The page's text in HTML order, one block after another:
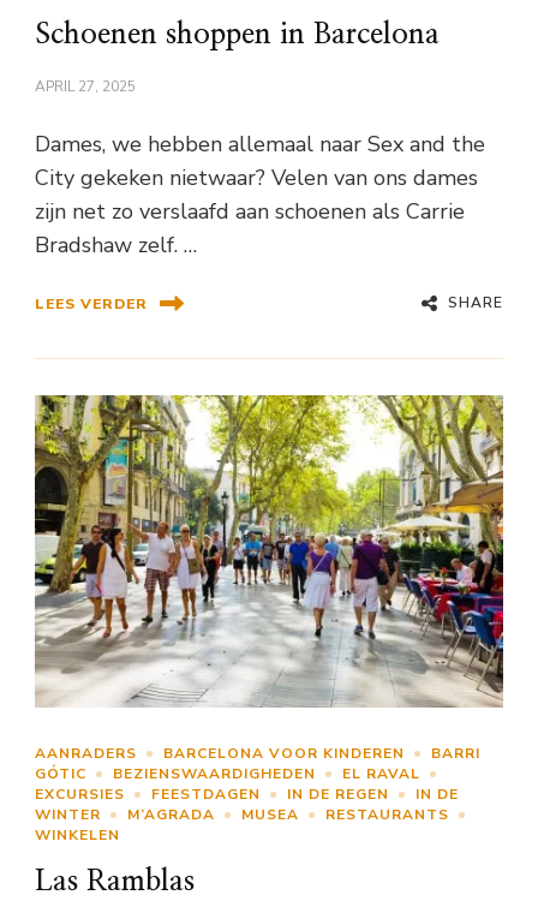
Schoenen shoppen in Barcelona
APRIL 27, 2025
Dames, we hebben allemaal naar Sex and the
City gekeken nietwaar? Velen van ons dames
zijn net zo verslaafd aan schoenen als Carrie
Bradshaw zelf. …
LEES VERDER SHARE
AANRADERS BARCELONA VOOR KINDEREN
BARRI
GÓTIC
BEZIENSWAARDIGHEDEN
EL RAVAL
EXCURSIES
FEESTDAGEN IN DE REGEN
IN DE
WINTER
M’AGRADA MUSEA
RESTAURANTS
WINKELEN
Las Ramblas